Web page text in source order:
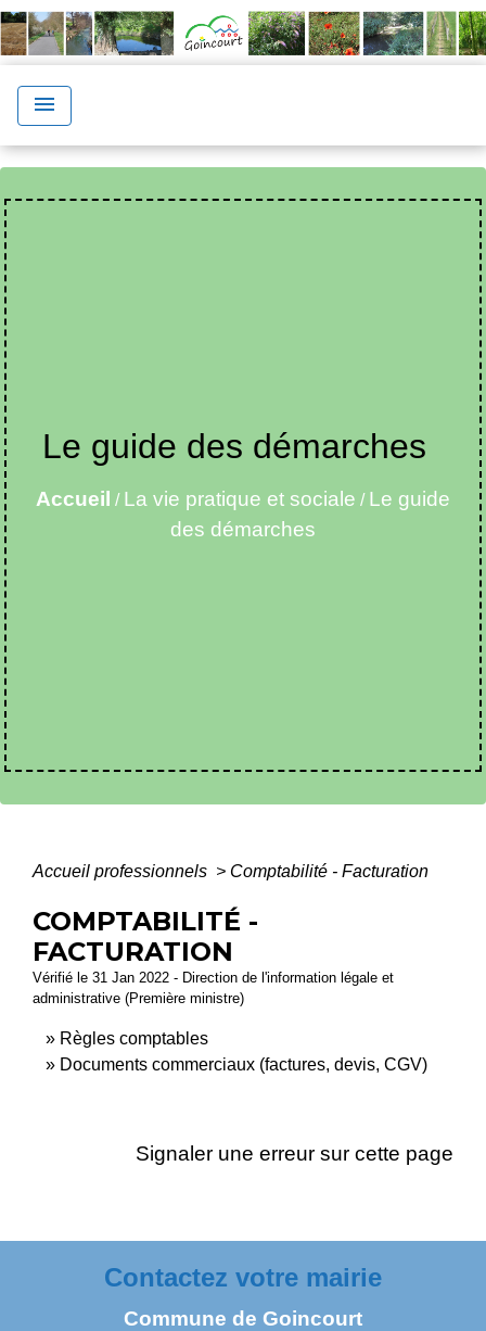
menu
Le guide des démarches
Accueil / La vie pratique et sociale / Le guide
des démarches
Accueil professionnels > Comptabilité - Facturation
COMPTABILITÉ -
FACTURATION
Vérifié le 31 Jan 2022 - Direction de l'information légale et
administrative (Première ministre)
Règles comptables
Documents commerciaux (factures, devis, CGV)
Signaler une erreur sur cette page
Contactez votre mairie
Commune de Goincourt